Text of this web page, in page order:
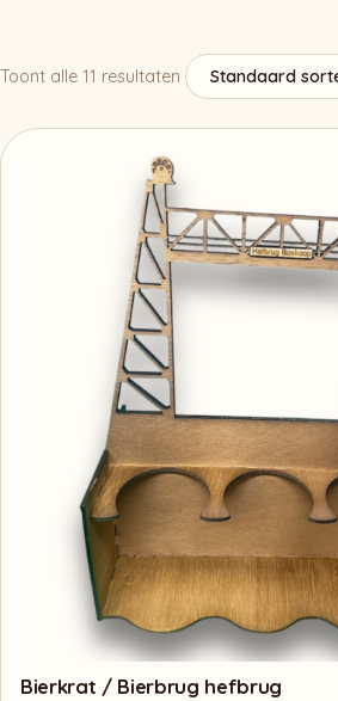
Toont alle 11 resultaten
Bierkrat / Bierbrug hefbrug